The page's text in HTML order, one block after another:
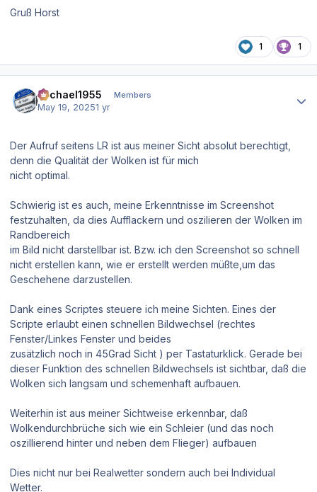
Gruß Horst
1 1
Michael1955 Members
May 19, 20251 yr
Der Aufruf seitens LR ist aus meiner Sicht absolut berechtigt,
denn die Qualität der Wolken ist für mich
nicht optimal.
Schwierig ist es auch, meine Erkenntnisse im Screenshot
festzuhalten, da dies Aufflackern und oszilieren der Wolken im
Randbereich
im Bild nicht darstellbar ist. Bzw. ich den Screenshot so schnell
nicht erstellen kann, wie er erstellt werden müßte,um das
Geschehene darzustellen.
Dank eines Scriptes steuere ich meine Sichten. Eines der
Scripte erlaubt einen schnellen Bildwechsel (rechtes
Fenster/Linkes Fenster und beides
zusätzlich noch in 45Grad Sicht ) per Tastaturklick. Gerade bei
dieser Funktion des schnellen Bildwechsels ist sichtbar, daß die
Wolken sich langsam und schemenhaft aufbauen.
Weiterhin ist aus meiner Sichtweise erkennbar, daß
Wolkendurchbrüche sich wie ein Schleier (und das noch
oszillierend hinter und neben dem Flieger) aufbauen
Dies nicht nur bei Realwetter sondern auch bei Individual
Wetter.